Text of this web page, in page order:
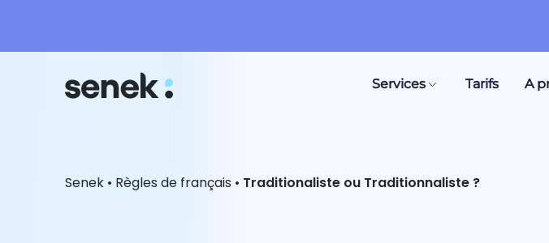
Services Tarifs A
Senek • Règles de français • Traditionaliste ou Traditionnaliste ?